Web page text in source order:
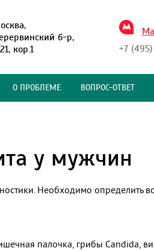
б-р,
кор.1
+7 (495)
О ПРОБЛЕМЕ ВОПРОС-ОТВЕТ
у мужчин
Необходимо
палочка, грибы Candida,